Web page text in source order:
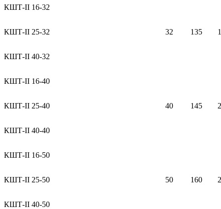
КШТ-II 16-32
32 135
КШТ-II 25-32
КШТ-II 40-32
КШТ-II 16-40
40 145
КШТ-II 25-40
КШТ-II 40-40
КШТ-II 16-50
50 160
КШТ-II 25-50
КШТ-II 40-50